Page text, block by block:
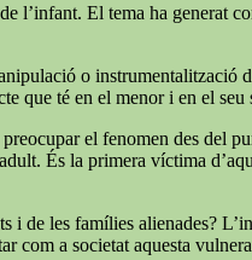
El tema ha generat
o
que té en el menor i en el seu
el fenomen des del
És la primera víctima
i de les famílies alienades?
com a societat aquesta